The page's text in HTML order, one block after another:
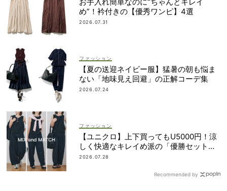
め”！衿付きの【優秀ワンピ】4選
2026.07.31
ファッション
【夏の送迎ネイビー服】猛暑の朝も悩ま
ない「地味見え回避」の正解コーデ集
2026.07.24
ファッション
【ユニクロ】上下買ってもU5000円！涼
しく快適なキレイめ派の「優勝セット」
は着回し力も
2026.07.28
Recommended by